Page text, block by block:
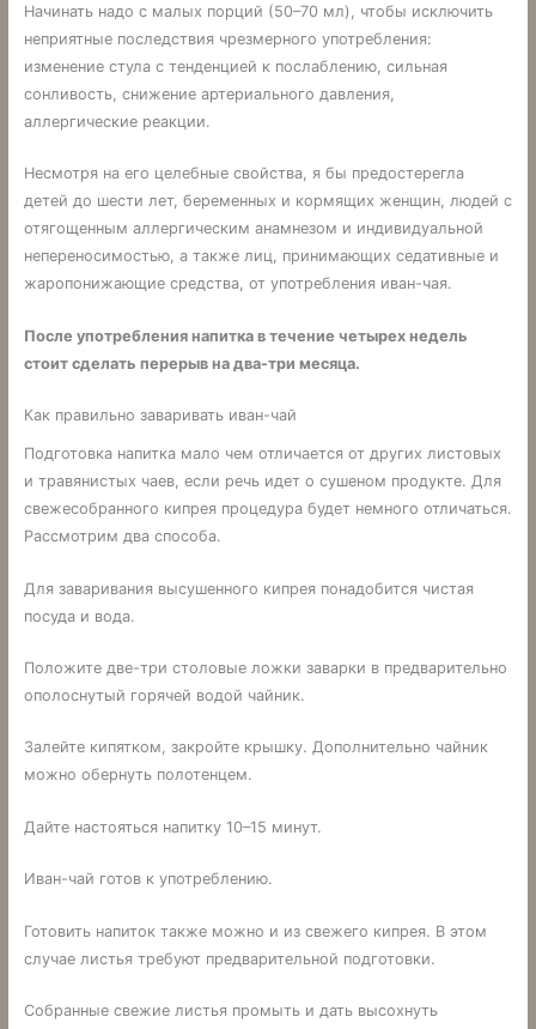
Начинать надо с малых порций (50–70 мл), чтобы исключить
неприятные последствия чрезмерного употребления:
изменение стула с тенденцией к послаблению, сильная
сонливость, снижение артериального давления,
аллергические реакции.
Несмотря на его целебные свойства, я бы предостерегла
детей до шести лет, беременных и кормящих женщин, людей с
отягощенным аллергическим анамнезом и индивидуальной
непереносимостью, а также лиц, принимающих седативные и
жаропонижающие средства, от употребления иван-чая.
После употребления напитка в течение четырех недель
стоит сделать перерыв на два-три месяца.
Как правильно заваривать иван-чай
Подготовка напитка мало чем отличается от других листовых
и травянистых чаев, если речь идет о сушеном продукте. Для
свежесобранного кипрея процедура будет немного отличаться.
Рассмотрим два способа.
Для заваривания высушенного кипрея понадобится чистая
посуда и вода.
Положите две-три столовые ложки заварки в предварительно
ополоснутый горячей водой чайник.
Залейте кипятком, закройте крышку. Дополнительно чайник
можно обернуть полотенцем.
Дайте настояться напитку 10–15 минут.
Иван-чай готов к употреблению.
Готовить напиток также можно и из свежего кипрея. В этом
случае листья требуют предварительной подготовки.
Собранные свежие листья промыть и дать высохнуть